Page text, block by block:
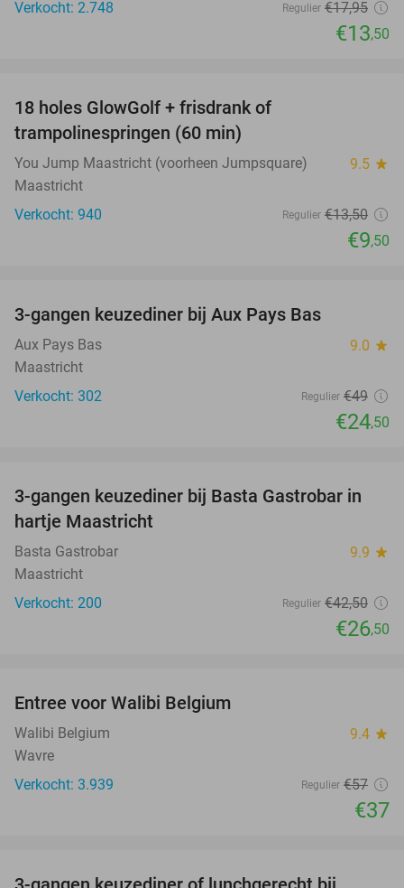
Verkocht: 2.748
Regulier €17,95
€13,50
18 holes GlowGolf + frisdrank of
trampolinespringen (60 min)
You Jump Maastricht (voorheen Jumpsquare) 9.5 star
Maastricht
Verkocht: 940
Regulier €13,50
€9,50
3-gangen keuzediner bij Aux Pays Bas
Aux Pays Bas 9.0 star
Maastricht
Verkocht: 302
Regulier €49
€24,50
38%
3-gangen keuzediner bij Basta Gastrobar in
hartje Maastricht
Basta Gastrobar 9.9 star
Maastricht
Verkocht: 200
Regulier €42,50
€26,50
Entree voor Walibi Belgium
Walibi Belgium 9.4 star
Wavre
Verkocht: 3.939
Regulier €57
€37